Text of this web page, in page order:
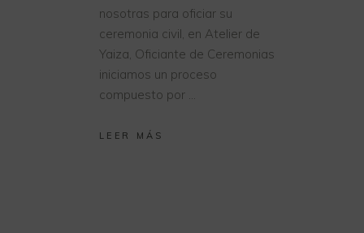
nosotras para oficiar su
ceremonia civil, en Atelier de
Yaiza, Oficiante de Ceremonias
iniciamos un proceso
compuesto por
LEER MÁS